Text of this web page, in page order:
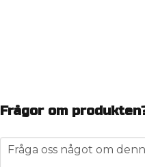
Frågor om
question
Fråga oss något om